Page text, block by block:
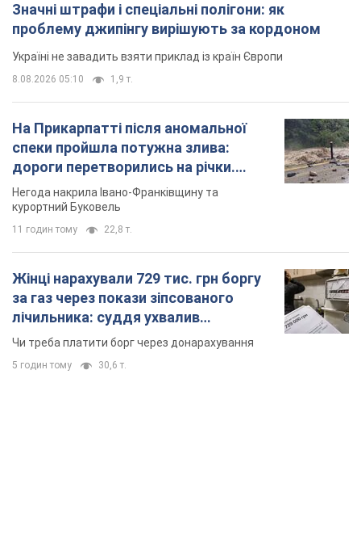
Значні штрафи і спеціальні полігони: як
проблему джипінгу вирішують за кордоном
Україні не завадить взяти приклад із країн Європи
8.08.2026 05:10 1,9 т.
На Прикарпатті після аномальної
спеки пройшла потужна злива:
дороги перетворились на річки.
Відео
Негода накрила Івано-Франківщину та
курортний Буковель
11 годин тому 22,8 т.
Жінці нарахували 729 тис. грн боргу
за газ через покази зіпсованого
лічильника: суддя ухвалив
неочікуване рішення
Чи треба платити борг через донарахування
5 годин тому 30,6 т.